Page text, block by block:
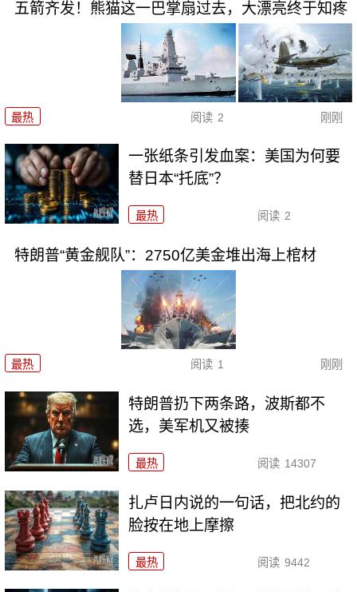
五箭齐发！熊猫这一巴掌扇过去，大漂亮终于知疼
最热 阅读 2 刚刚
一张纸条引发血案：美国为何要
替日本“托底”？
最热 阅读 2
特朗普“黄金舰队”：2750亿美金堆出海上棺材
最热 阅读 1 刚刚
特朗普扔下两条路，波斯都不
选，美军机又被揍
最热 阅读 14307
扎卢日内说的一句话，把北约的
脸按在地上摩擦
最热 阅读 9442